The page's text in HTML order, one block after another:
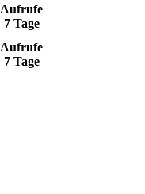
Aufrufe
7 Tage
Aufrufe
7 Tage